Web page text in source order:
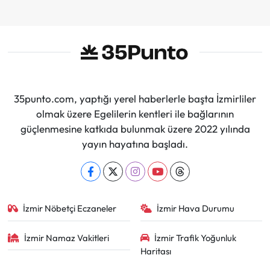
35punto.com, yaptığı yerel haberlerle başta İzmirliler
olmak üzere Egelilerin kentleri ile bağlarının
güçlenmesine katkıda bulunmak üzere 2022 yılında
yayın hayatına başladı.
İzmir Nöbetçi Eczaneler İzmir Hava Durumu
İzmir Namaz Vakitleri
İzmir Trafik Yoğunluk
Haritası